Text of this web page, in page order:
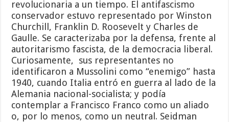
revolucionaria a un tiempo. El antifascismo
conservador estuvo representado por Winston
Churchill, Franklin D. Roosevelt y Charles de
Gaulle. Se caracterizaba por la defensa, frente al
autoritarismo fascista, de la democracia liberal.
Curiosamente, sus representantes no
identificaron a Mussolini como “enemigo” hasta
1940, cuando Italia entró en guerra al lado de la
Alemania nacional-socialista; y podía
contemplar a Francisco Franco como un aliado
o, por lo menos, como un neutral. Seidman